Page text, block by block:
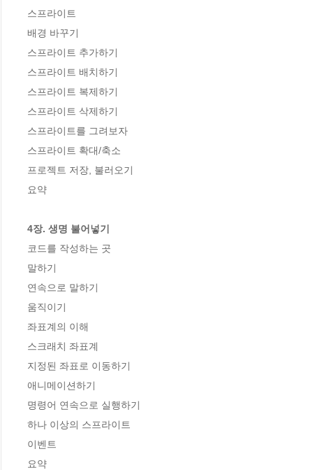
스프라이트
배경 바꾸기
스프라이트 추가하기
스프라이트 배치하기
스프라이트 복제하기
스프라이트 삭제하기
스프라이트를 그려보자
스프라이트 확대/축소
프로젝트 저장, 불러오기
요약
4장. 생명 불어넣기
코드를 작성하는 곳
말하기
연속으로 말하기
움직이기
좌표계의 이해
스크래치 좌표계
지정된 좌표로 이동하기
애니메이션하기
명령어 연속으로 실행하기
하나 이상의 스프라이트
이벤트
요약